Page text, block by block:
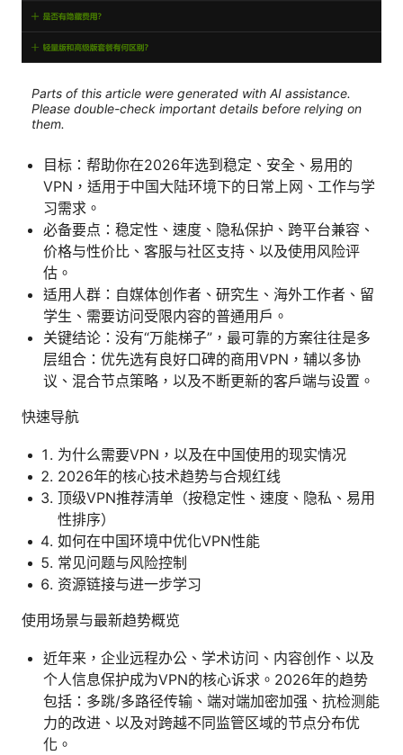
Parts of this article were generated with AI assistance.
Please double-check important details before relying on
them.
目标：帮助你在2026年选到稳定、安全、易用的
VPN，适用于中国大陆环境下的日常上网、工作与学
习需求。
必备要点：稳定性、速度、隐私保护、跨平台兼容、
价格与性价比、客服与社区支持、以及使用风险评
估。
适用人群：自媒体创作者、研究生、海外工作者、留
学生、需要访问受限内容的普通用户。
关键结论：没有“万能梯子”，最可靠的方案往往是多
层组合：优先选有良好口碑的商用VPN，辅以多协
议、混合节点策略，以及不断更新的客户端与设置。
快速导航
为什么需要VPN，以及在中国使用的现实情况
2026年的核心技术趋势与合规红线
顶级VPN推荐清单（按稳定性、速度、隐私、易用
性排序）
如何在中国环境中优化VPN性能
常见问题与风险控制
资源链接与进一步学习
使用场景与最新趋势概览
近年来，企业远程办公、学术访问、内容创作、以及
个人信息保护成为VPN的核心诉求。2026年的趋势
包括：多跳/多路径传输、端对端加密加强、抗检测能
力的改进、以及对跨越不同监管区域的节点分布优
化。